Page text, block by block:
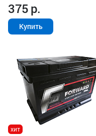
375р.
Купить
хит